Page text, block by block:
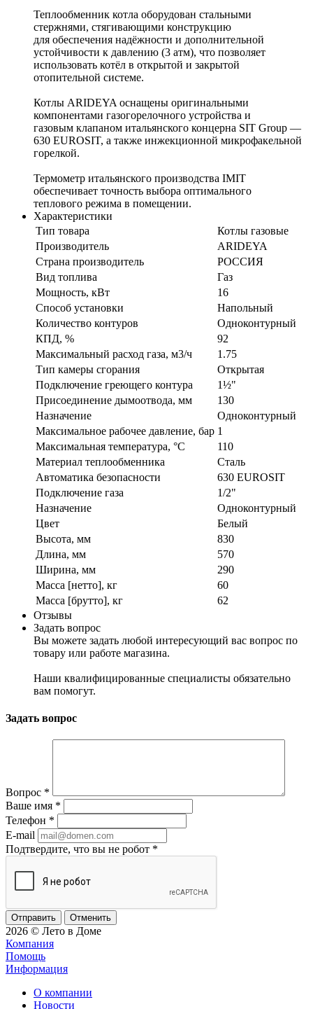
Теплообменник котла оборудован стальными
стержнями, стягивающими конструкцию
для обеспечения надёжности и дополнительной
устойчивости к давлению (3 атм), что позволяет
использовать котёл в открытой и закрытой
отопительной системе.
Котлы ARIDEYA оснащены оригинальными
компонентами газогорелочного устройства и
газовым клапаном итальянского концерна SIT Group —
630 EUROSIT, а также инжекционной микрофакельной
горелкой.
Термометр итальянского производства IMIT
обеспечивает точность выбора оптимального
теплового режима в помещении.
Характеристики
Тип товара
Котлы газовые
Производитель
ARIDEYA
Страна производитель
РОССИЯ
Вид топлива
Газ
Мощность, кВт
16
Способ установки
Напольный
Количество контуров
Одноконтурный
КПД, %
92
Максимальный расход газа, м3/ч
1.75
Тип камеры сгорания
Открытая
Подключение греющего контура
1½"
Присоединение дымоотвода, мм
130
Назначение
Одноконтурный
Максимальное рабочее давление, бар 1
Максимальная температура, °C
110
Материал теплообменника
Сталь
Автоматика безопасности
630 EUROSIT
Подключение газа
1/2"
Назначение
Одноконтурный
Цвет
Белый
Высота, мм
830
Длина, мм
570
Ширина, мм
290
Масса [нетто], кг
60
Масса [брутто], кг
62
Отзывы
Задать вопрос
Вы можете задать любой интересующий вас вопрос по
товару или работе магазина.
Наши квалифицированные специалисты обязательно
вам помогут.
Задать вопрос
Вопрос *
Ваше имя *
Телефон *
E-mail
Подтвердите, что вы не робот *
Отменить
2026 © Лето в Доме
Компания
Помощь
Информация
О компании
Новости